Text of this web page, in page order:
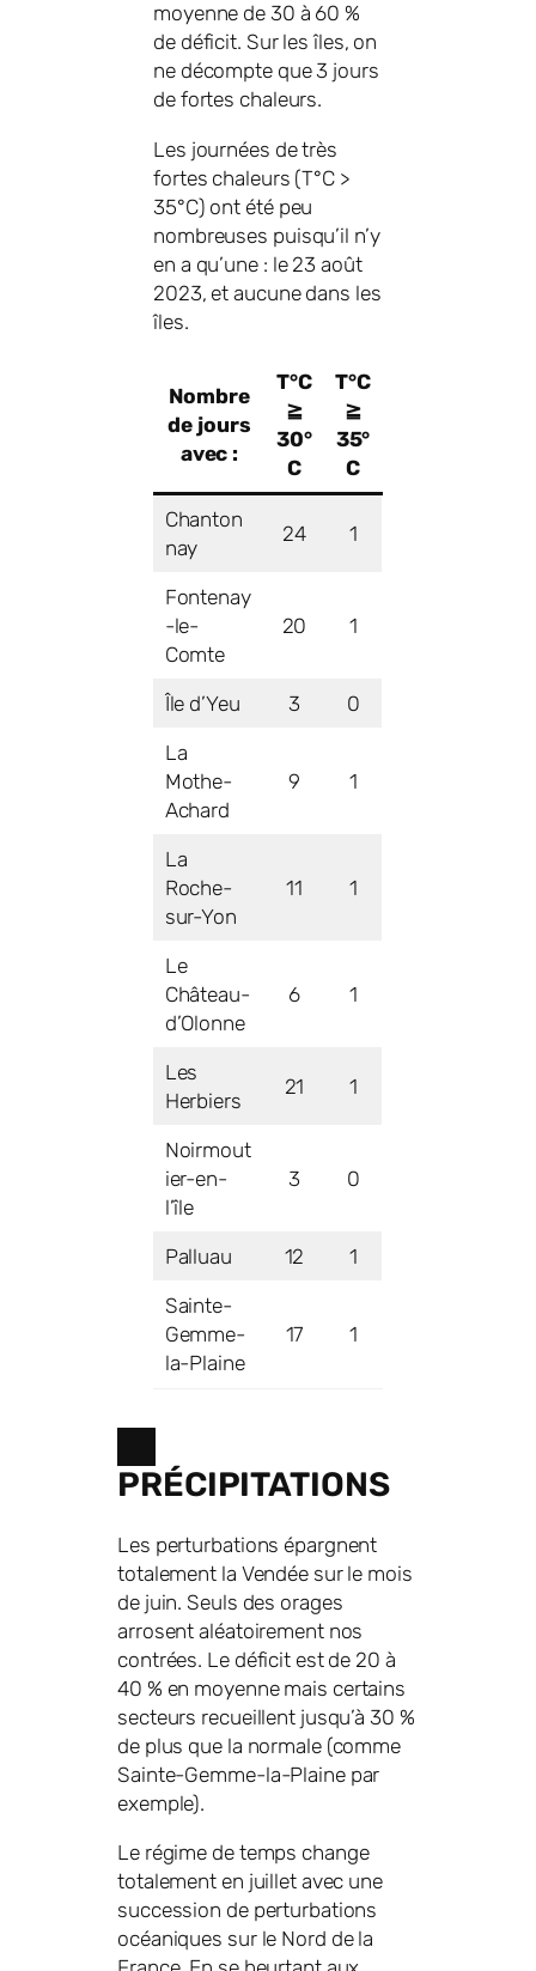
moyenne de 30 à 60 %
de déficit. Sur les îles, on
ne décompte que 3 jours
de fortes chaleurs.
Les journées de très
fortes chaleurs (T°C >
35°C) ont été peu
nombreuses puisqu’il n’y
en a qu’une : le 23 août
2023, et aucune dans les
îles.
Nombre
de jours
avec :
T°C
≧
30°
C
T°C
≧
35°
C
Chanton
nay
24 1
Fontenay
-le-
Comte
20 1
Île d’Yeu 3 0
La
Mothe-
Achard
9 1
La
Roche-
sur-Yon
11 1
Le
Château-
d’Olonne
6 1
Les
Herbiers
21 1
Noirmout
ier-en-
l’île
3 0
Palluau 12 1
Sainte-
Gemme-
la-Plaine
17 1
PRÉCIPITATIONS
Les perturbations épargnent
totalement la Vendée sur le mois
de juin. Seuls des orages
arrosent aléatoirement nos
contrées. Le déficit est de 20 à
40 % en moyenne mais certains
secteurs recueillent jusqu’à 30 %
de plus que la normale (comme
Sainte-Gemme-la-Plaine par
exemple).
Le régime de temps change
totalement en juillet avec une
succession de perturbations
océaniques sur le Nord de la